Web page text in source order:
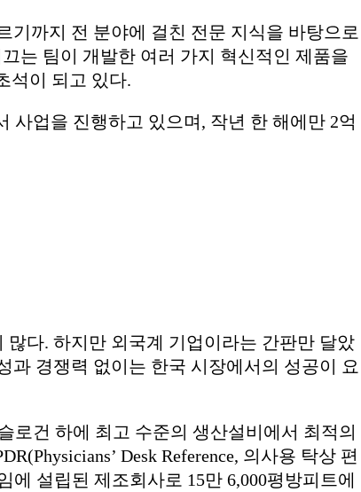
기까지 전 분야에 걸친 전문 지식을 바탕으로
는 팀이 개발한 여러 가지 혁신적인 제품을
석이 되고 있다.
사업을 진행하고 있으며, 작년 한 해에만 2억
다. 하지만 외국계 기업이라는 간판만 달았
과 경쟁력 없이는 한국 시장에서의 성공이 요
로건 하에 최고 수준의 생산설비에서 최적의
Desk Reference, 의사용 탁상 편
설립된 제조회사로 15만 6,000평방피트에